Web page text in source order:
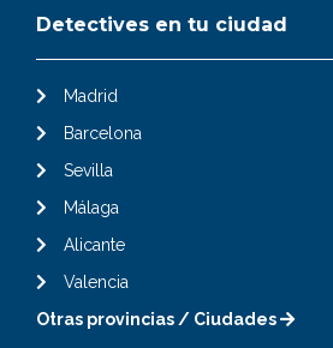
Detectives en tu ciudad
Madrid
Barcelona
Sevilla
Málaga
Alicante
Valencia
Otras provincias / Ciudades